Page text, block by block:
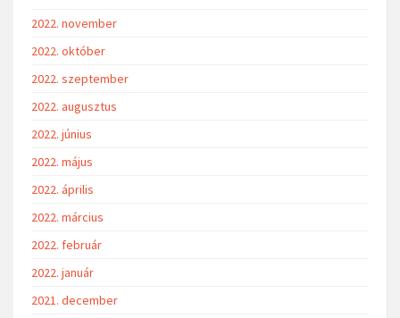
2022. november
2022. október
2022. szeptember
2022. augusztus
2022. június
2022. május
2022. április
2022. március
2022. február
2022. január
2021. december